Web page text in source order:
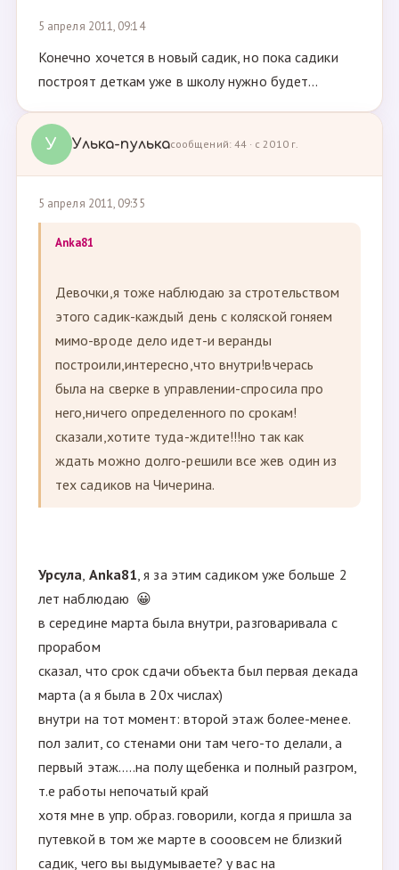
5 апреля 2011, 09:14
Конечно хочется в новый садик, но пока садики
построят деткам уже в школу нужно будет...
У Улька-пулькасообщений: 44 · с 2010 г.
5 апреля 2011, 09:35
Anka81
Девочки,я тоже наблюдаю за стротельством
этого садик-каждый день с коляской гоняем
мимо-вроде дело идет-и веранды
построили,интересно,что внутри!вчерась
была на сверке в управлении-спросила про
него,ничего определенного по срокам!
сказали,хотите туда-ждите!!!но так как
ждать можно долго-решили все жев один из
тех садиков на Чичерина.
Урсула, Anka81, я за этим садиком уже больше 2
лет наблюдаю 😀
в середине марта была внутри, разговаривала с
прорабом
сказал, что срок сдачи объекта был первая декада
марта (а я была в 20х числах)
внутри на тот момент: второй этаж более-менее.
пол залит, со стенами они там чего-то делали, а
первый этаж.....на полу щебенка и полный разгром,
т.е работы непочатый край
хотя мне в упр. образ. говорили, когда я пришла за
путевкой в том же марте в сооовсем не близкий
садик, чего вы выдумываете? у вас на